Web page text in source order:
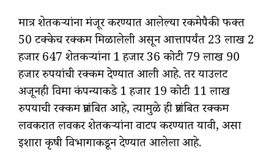
मात्र शेतकऱ्यांना मंजूर करण्यात आलेल्या रकमेपैकी फक्त
50 टक्केच रक्कम मिळालेली असून आत्तापर्यंत 23 लाख 2
हजार 647 शेतकऱ्यांना 1 हजार 36 कोटी 79 लाख 90
हजार रुपयांची रक्कम देण्यात आली आहे. तर याउलट
अजूनही विमा कंपन्याकडे 1 हजार 19 कोटी 11 लाख
रुपयाची रक्कम प्रलंबित आहे, त्यामुळे ही प्रलंबित रक्कम
लवकरात लवकर शेतकऱ्यांना वाटप करण्यात यावी, असा
इशारा कृषी विभागाकडून देण्यात आलेला आहे.